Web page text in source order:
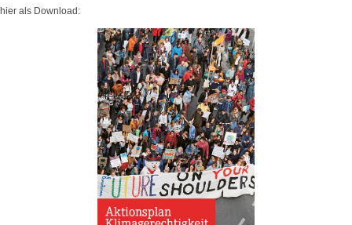
hier als Download: